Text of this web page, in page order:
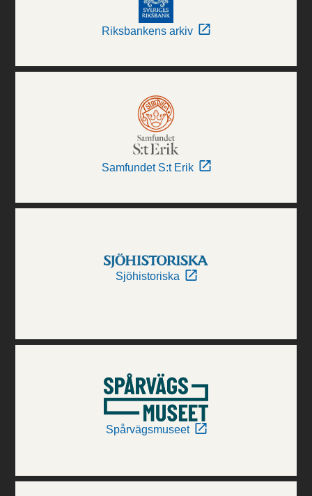
Riksbankens arkiv
Samfundet S:t Erik
Sjöhistoriska
Spårvägsmuseet